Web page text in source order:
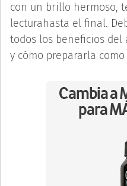
con un brillo hermoso,
lecturahasta el final.
todos los beneficios del
y cómo prepararla